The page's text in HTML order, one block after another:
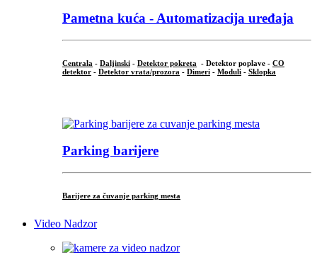
Pametna kuća - Automatizacija uređaja
Centrala - Daljinski - Detektor pokreta - Detektor poplave - CO
detektor - Detektor vrata/prozora - Dimeri - Moduli - Sklopka
Parking barijere
Barijere za čuvanje parking mesta
Video Nadzor